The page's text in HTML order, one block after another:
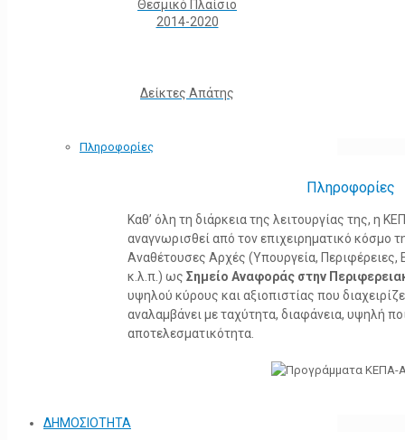
Θεσμικό Πλαίσιο
2014-2020
Δείκτες Απάτης
Πληροφορίες
Πληροφορίες
Καθ’ όλη τη διάρκεια της λειτουργίας της, η
αναγνωρισθεί από τον επιχειρηματικό κόσμο
Αναθέτουσες Αρχές (Υπουργεία, Περιφέρειες,
κ.λ.π.) ως Σημείο Αναφοράς στην
υψηλού κύρους και αξιοπιστίας που
αναλαμβάνει με ταχύτητα, διαφάνεια, υψηλή
αποτελεσματικότητα.
ΔΗΜΟΣΙΟΤΗΤΑ